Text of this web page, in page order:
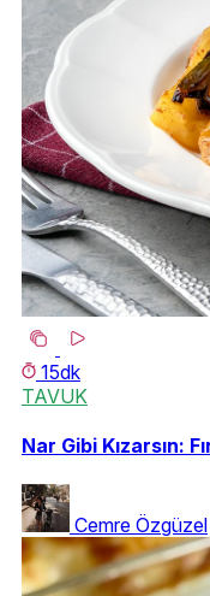
15dk
TAVUK
Nar Gibi Kızarsın:
Cemre Özgüzel